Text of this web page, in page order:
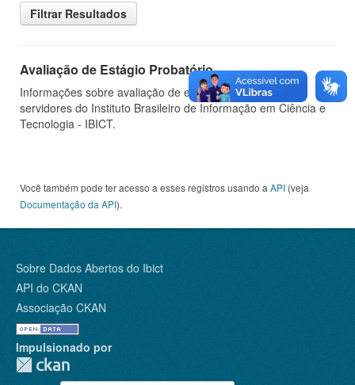
Filtrar Resultados
Avaliação de Estágio Probatório
Informações sobre avaliação de estágio probatório de
servidores do Instituto Brasileiro de Informação em Ciência e
Tecnologia - IBICT.
Você também pode ter acesso a esses registros usando a API (veja
Documentação da API).
Sobre Dados Abertos do Ibict
API do CKAN
Associação CKAN
Impulsionado por